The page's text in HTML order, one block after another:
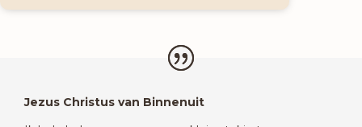
Jezus Christus van Binnenuit